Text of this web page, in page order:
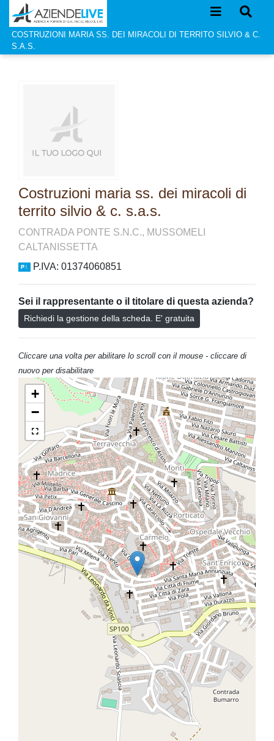
COSTRUZIONI MARIA SS. DEI MIRACOLI DI TERRITO SILVIO & C.
S.A.S.
Costruzioni maria ss. dei miracoli di
territo silvio & c. s.a.s.
CONTRADA PONTE S.N.C., MUSSOMELI
CALTANISSETTA
P.IVA: 01374060851
Sei il rappresentante o il titolare di questa azienda?
Richiedi la gestione della scheda. E' gratuita
Cliccare una volta per abilitare lo scroll con il mouse - cliccare di
nuovo per disabilitare
+
−